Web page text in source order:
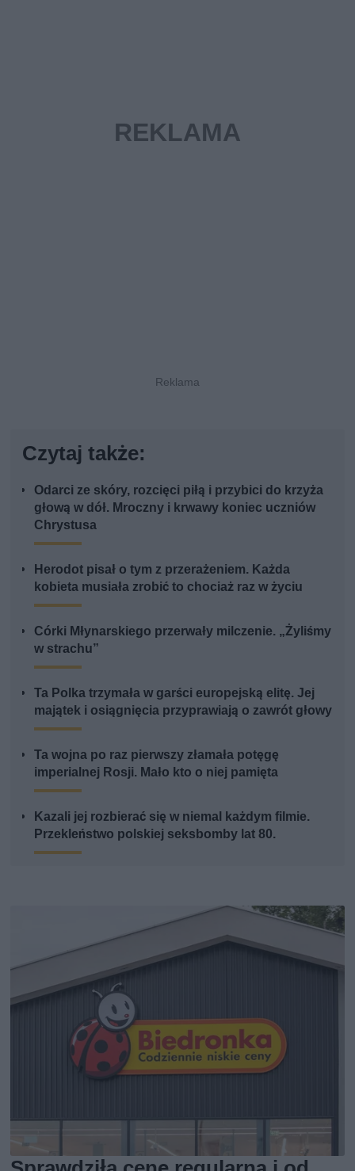
Czytaj także:
Odarci ze skóry, rozcięci piłą i przybici do krzyża
głową w dół. Mroczny i krwawy koniec uczniów
Chrystusa
Herodot pisał o tym z przerażeniem. Każda
kobieta musiała zrobić to chociaż raz w życiu
Córki Młynarskiego przerwały milczenie. „Żyliśmy
w strachu”
Ta Polka trzymała w garści europejską elitę. Jej
majątek i osiągnięcia przyprawiają o zawrót głowy
Ta wojna po raz pierwszy złamała potęgę
imperialnej Rosji. Mało kto o niej pamięta
Kazali jej rozbierać się w niemal każdym filmie.
Przekleństwo polskiej seksbomby lat 80.